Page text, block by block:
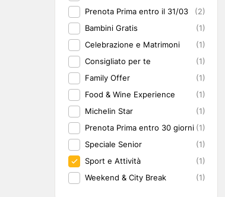
Prenota Prima entro il 31/03
(2)
Bambini Gratis
(1)
Celebrazione e Matrimoni
(1)
Consigliato per te
(1)
Family Offer
(1)
Food & Wine Experience
(1)
Michelin Star
(1)
Prenota Prima entro 30 giorni (1)
Speciale Senior
(1)
Sport e Attività
(1)
Weekend & City Break
(1)